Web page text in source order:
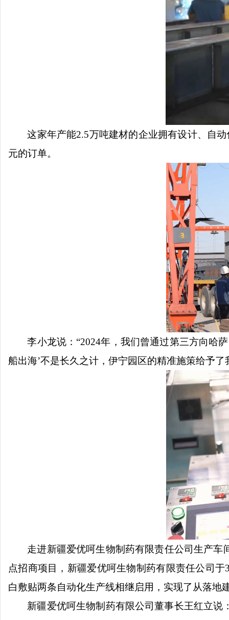
这家年产能2.5万吨建材的企业拥有设计、自
元的订单。
李小龙说： “2024年，我们曾通过第三方向哈
船出海’不是长久之计，伊宁园区的精准施策给予
走进新疆爱优呵生物制药有限责任公司生产
点招商项目，新疆爱优呵生物制药有限责任公司于
白敷贴两条自动化生产线相继启用，实现了从落地
新疆爱优呵生物制药有限公司董事长王红立说